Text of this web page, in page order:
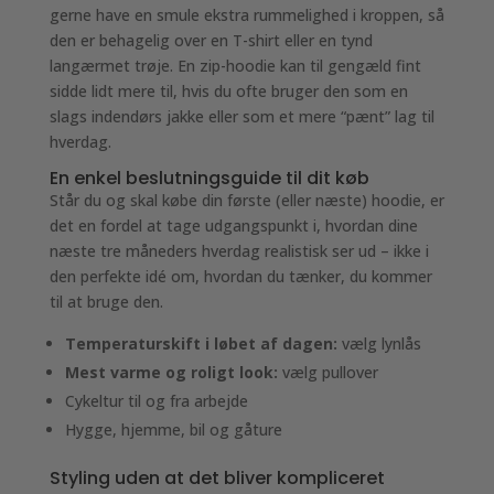
gerne have en smule ekstra rummelighed i kroppen, så
den er behagelig over en T-shirt eller en tynd
langærmet trøje. En zip-hoodie kan til gengæld fint
sidde lidt mere til, hvis du ofte bruger den som en
slags indendørs jakke eller som et mere “pænt” lag til
hverdag.
En enkel beslutningsguide til dit køb
Står du og skal købe din første (eller næste) hoodie, er
det en fordel at tage udgangspunkt i, hvordan dine
næste tre måneders hverdag realistisk ser ud – ikke i
den perfekte idé om, hvordan du tænker, du kommer
til at bruge den.
Temperaturskift i løbet af dagen: vælg lynlås
Mest varme og roligt look: vælg pullover
Cykeltur til og fra arbejde
Hygge, hjemme, bil og gåture
Styling uden at det bliver kompliceret